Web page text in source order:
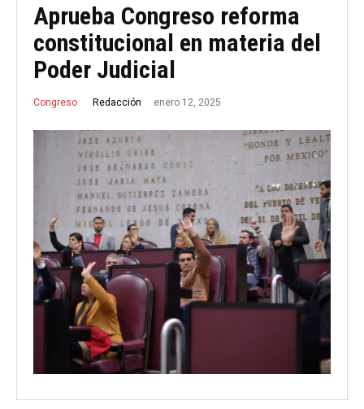
Aprueba Congreso reforma
constitucional en materia del
Poder Judicial
Congreso Redacción enero 12, 2025